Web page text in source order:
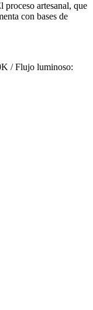
proceso artesanal, que
con bases de
/ Flujo luminoso: